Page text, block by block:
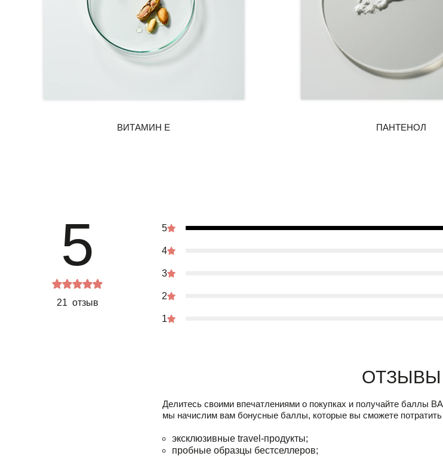
5
21 отзыв
5
4
3
2
1
Отзывы
Делитесь своими впечатлениями о покупках и получайте баллы
мы начислим вам бонусные баллы, которые вы сможете потратить
эксклюзивные travel-продукты;
пробные образцы бестселлеров;